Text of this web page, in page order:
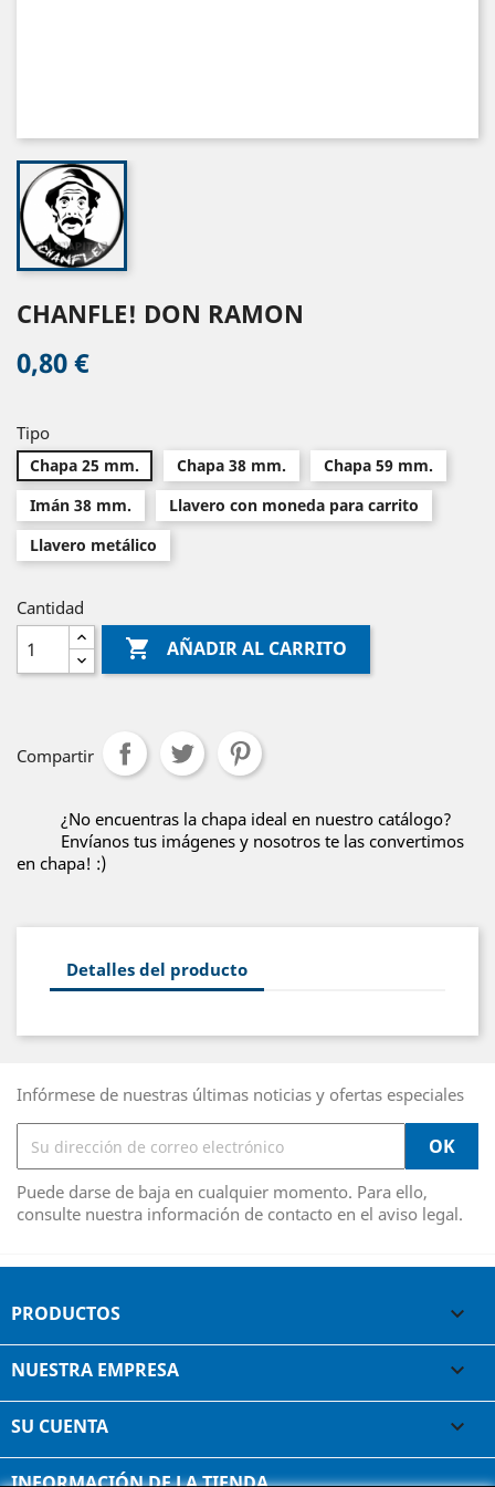
CHANFLE! DON RAMON
0,80 €
Tipo
Chapa 25 mm. Chapa 38 mm.
Chapa 59 mm.
Imán 38 mm.
Llavero con moneda para carrito
Llavero metálico
Cantidad
 AÑADIR AL CARRITO
Compartir
¿No encuentras la chapa ideal en nuestro catálogo?
Envíanos tus imágenes y nosotros te las convertimos
en chapa! :)
Detalles del producto
Infórmese de nuestras últimas noticias y ofertas especiales
Puede darse de baja en cualquier momento. Para ello,
consulte nuestra información de contacto en el aviso legal.
PRODUCTOS 
NUESTRA EMPRESA 
SU CUENTA 